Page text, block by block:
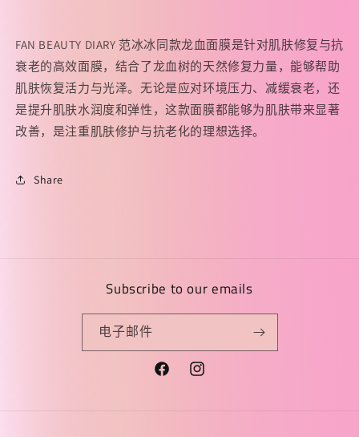
FAN BEAUTY DIARY 范冰冰同款龙血面膜是针对肌肤修复与抗
衰老的高效面膜，结合了龙血树的天然修复力量，能够帮助
肌肤恢复活力与光泽。无论是应对环境压力、减缓衰老，还
是提升肌肤水润度和弹性，这款面膜都能够为肌肤带来显著
改善，是注重肌肤修护与抗老化的理想选择。
Share
Subscribe to our emails
电子邮件
FacebookInstagram